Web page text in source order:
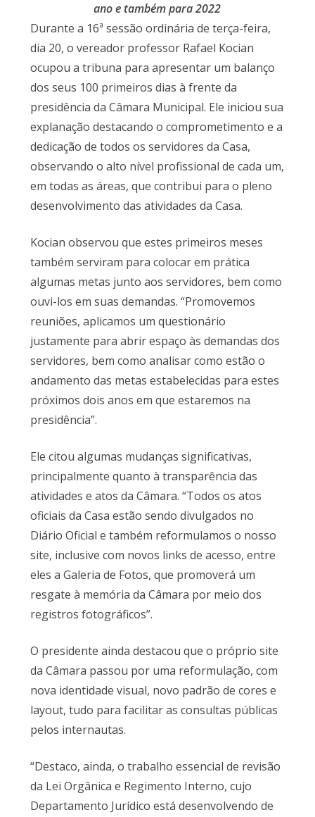
ano e também para 2022
Durante a 16ª sessão ordinária de terça-feira,
dia 20, o vereador professor Rafael Kocian
ocupou a tribuna para apresentar um balanço
dos seus 100 primeiros dias à frente da
presidência da Câmara Municipal. Ele iniciou sua
explanação destacando o comprometimento e a
dedicação de todos os servidores da Casa,
observando o alto nível profissional de cada um,
em todas as áreas, que contribui para o pleno
desenvolvimento das atividades da Casa.
Kocian observou que estes primeiros meses
também serviram para colocar em prática
algumas metas junto aos servidores, bem como
ouvi-los em suas demandas. “Promovemos
reuniões, aplicamos um questionário
justamente para abrir espaço às demandas dos
servidores, bem como analisar como estão o
andamento das metas estabelecidas para estes
próximos dois anos em que estaremos na
presidência”.
Ele citou algumas mudanças significativas,
principalmente quanto à transparência das
atividades e atos da Câmara. “Todos os atos
oficiais da Casa estão sendo divulgados no
Diário Oficial e também reformulamos o nosso
site, inclusive com novos links de acesso, entre
eles a Galeria de Fotos, que promoverá um
resgate à memória da Câmara por meio dos
registros fotográficos”.
O presidente ainda destacou que o próprio site
da Câmara passou por uma reformulação, com
nova identidade visual, novo padrão de cores e
layout, tudo para facilitar as consultas públicas
pelos internautas.
“Destaco, ainda, o trabalho essencial de revisão
da Lei Orgânica e Regimento Interno, cujo
Departamento Jurídico está desenvolvendo de